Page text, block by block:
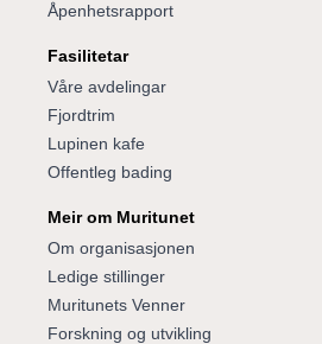
Åpenhetsrapport
Fasilitetar
Våre avdelingar
Fjordtrim
Lupinen kafe
Offentleg bading
Meir om Muritunet
Om organisasjonen
Ledige stillinger
Muritunets Venner
Forskning og utvikling